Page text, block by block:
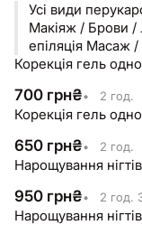
Усі види
Макіяж / Брови /
епіляція Масаж /
Корекція гель
700 грн₴• 2 год.
Корекція гель
650 грн₴• 2 год.
Нарощування нігтів
950 грн₴• 2 год.
Нарощування нігтів